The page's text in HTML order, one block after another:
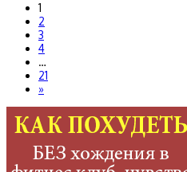
1
2
3
4
…
21
»